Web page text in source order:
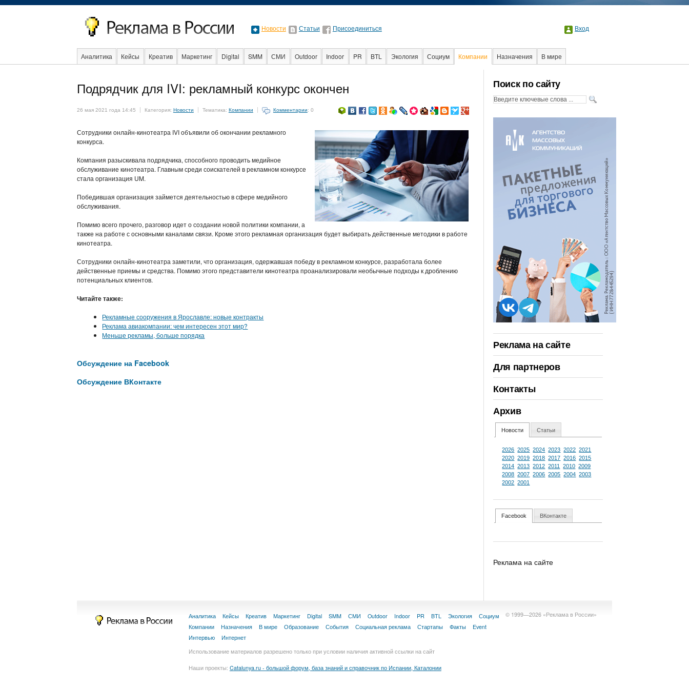
Новости Статьи Присоединиться Вход
Аналитика Кейсы Креатив Маркетинг Digital SMM СМИ Outdoor Indoor PR BTL Экология Социум Компании Назначения
В мире
Социальная реклама
Стартапы Факты Event Интервью Интернет Поиск по сайту
Реклама на сайте
Для партнеров
Контакты
Архив
Новости Статьи
2026 2025 2024 2023 2022 2021
2020 2019 2018 2017 2016 2015
2014 2013 2012 2011 2010 2009
2008 2007 2006 2005 2004 2003
2002 2001
Facebook ВКонтакте
Реклама на сайте
Подрядчик для IVI: рекламный конкурс окончен
26 мая 2021 года 14:45 Категория: Новости Тематика: Компании Комментарии: 0
Сотрудники онлайн-кинотеатра IVI объявили об окончании рекламного
конкурса.
Компания разыскивала подрядчика, способного проводить медийное
обслуживание кинотеатра. Главным среди соискателей в рекламном конкурсе
стала организация UM.
Победившая организация займется деятельностью в сфере медийного
обслуживания.
Помимо всего прочего, разговор идет о создании новой политики компании, а
также на работе с основными каналами связи. Кроме этого рекламная организация будет выбирать действенные методики в работе
кинотеатра.
Сотрудники онлайн-кинотеатра заметили, что организация, одержавшая победу в рекламном конкурсе, разработала более
действенные приемы и средства. Помимо этого представители кинотеатра проанализировали необычные подходы к дроблению
потенциальных клиентов.
Читайте также:
Рекламные сооружения в Ярославле: новые контракты
Реклама авиакомпании: чем интересен этот мир?
Меньше рекламы, больше порядка
Обсуждение на Facebook
Обсуждение ВКонтакте
© 1999—2026 «Реклама в России»
Аналитика Кейсы Креатив Маркетинг Digital SMM СМИ Outdoor Indoor PR BTL Экология
Социум
Компании
Назначения В мире Образование События Социальная реклама Стартапы Факты
Event
Интервью
Интернет
Использование материалов разрешено только при условии наличия активной ссылки на сайт
Наши проекты: Catalunya.ru - большой форум, база знаний и справочник по Испании, Каталонии